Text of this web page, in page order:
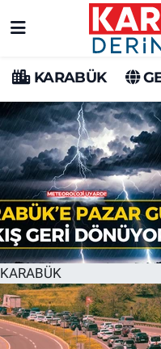
KARABÜK
KARABÜK
Karabük Hava
Karabük Trafik
Süper Lig Puan
Tüm Manşetler
Son Dakika
Haber Arşivi